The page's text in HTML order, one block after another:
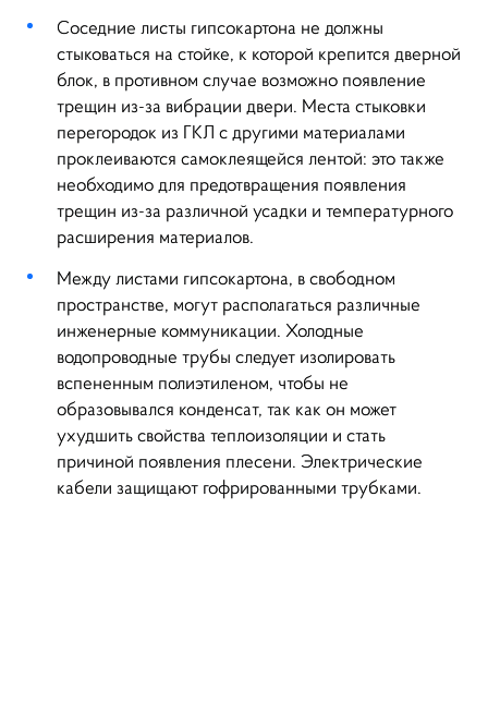
ВНИМАНИЕ ФОРМА
ОБРАТНОЙ СВЯЗИ
Соседние листы гипсокартона не должны
стыковаться на стойке, к которой крепится дверной
блок, в противном случае возможно появление
трещин из-за вибрации двери. Места стыковки
перегородок из ГКЛ с другими материалами
проклеиваются самоклеящейся лентой: это также
необходимо для предотвращения появления
трещин из-за различной усадки и температурного
расширения материалов.
Между листами гипсокартона, в свободном
пространстве, могут располагаться различные
инженерные коммуникации. Холодные
водопроводные трубы следует изолировать
вспененным полиэтиленом, чтобы не
образовывался конденсат, так как он может
ухудшить свойства теплоизоляции и стать
причиной появления плесени. Электрические
кабели защищают гофрированными трубками.